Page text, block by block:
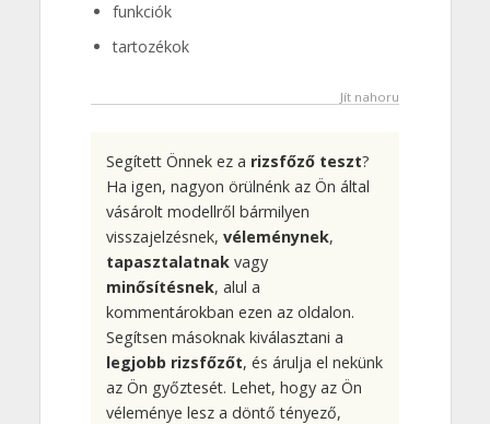
funkciók
tartozékok
Jít nahoru
Segített Önnek ez a rizsfőző teszt?
Ha igen, nagyon örülnénk az Ön által
vásárolt modellről bármilyen
visszajelzésnek,véleménynek,
tapasztalatnak vagy
minősítésnek, alul a
kommentárokban ezen az oldalon.
Segítsen másoknak kiválasztani a
legjobb rizsfőzőt, és árulja el nekünk
az Ön győztesét. Lehet, hogy az Ön
véleménye lesz a döntő tényező,